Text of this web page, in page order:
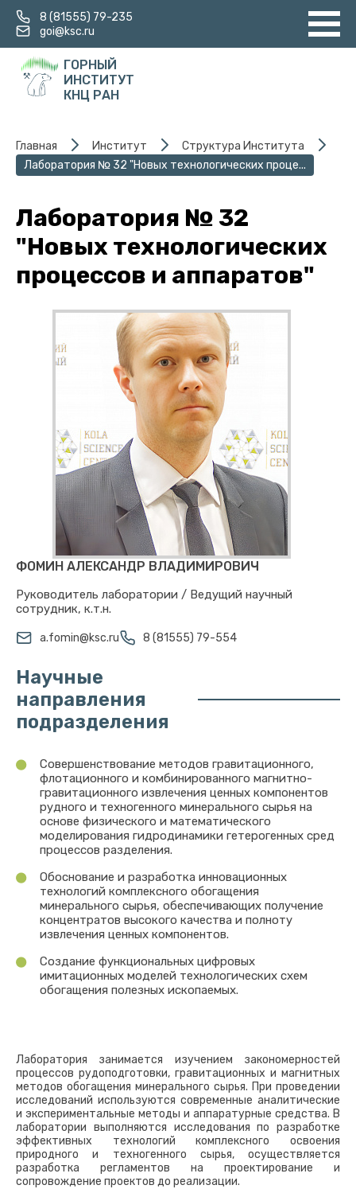
8 (81555) 79-235
goi@ksc.ru
ГОРНЫЙ
ИНСТИТУТ
КНЦ РАН
Главная Институт
Структура Института
Лаборатория № 32 "Новых технологических проце...
Лаборатория № 32
"Новых технологических
процессов и аппаратов"
ФОМИН АЛЕКСАНДР ВЛАДИМИРОВИЧ
Руководитель лаборатории / Ведущий научный
сотрудник, к.т.н.
a.fomin@ksc.ru 8 (81555) 79-554
Научные
направления
подразделения
Совершенствование методов гравитационного,
флотационного и комбинированного магнитно-
гравитационного извлечения ценных компонентов
рудного и техногенного минерального сырья на
основе физического и математического
моделирования гидродинамики гетерогенных сред
процессов разделения.
Обоснование и разработка инновационных
технологий комплексного обогащения
минерального сырья, обеспечивающих получение
концентратов высокого качества и полноту
извлечения ценных компонентов.
Создание функциональных цифровых
имитационных моделей технологических схем
обогащения полезных ископаемых.
Лаборатория занимается изучением закономерностей
процессов рудоподготовки, гравитационных и магнитных
методов обогащения минерального сырья. При проведении
исследований используются современные аналитические
и экспериментальные методы и аппаратурные средства. В
лаборатории выполняются исследования по разработке
эффективных технологий комплексного освоения
природного и техногенного сырья, осуществляется
разработка регламентов на проектирование и
сопровождение проектов до реализации.